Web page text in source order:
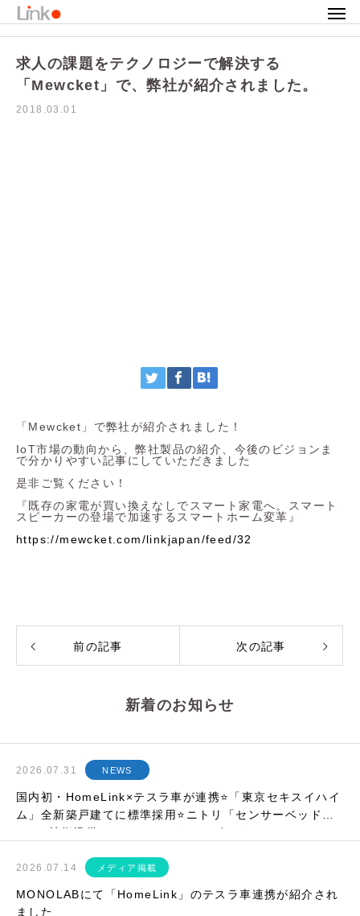
お知らせ 求人の課題をテクノロジーで解決する「Mewcket」で、弊社が紹介されました。
求人の課題をテクノロジーで解決する
「Mewcket」で、弊社が紹介されました。
2018.03.01
「Mewcket」で弊社が紹介されました！
IoT市場の動向から、弊社製品の紹介、今後のビジョンま
で分かりやすい記事にしていただきました
是非ご覧ください！
『既存の家電が買い換えなしでスマート家電へ。スマート
スピーカーの登場で加速するスマートホーム変革』
https://mewcket.com/linkjapan/feed/32
前の記事 次の記事
新着のお知らせ
2026.07.31 NEWS
国内初・HomeLink×テスラ車が連携⭐「東京セキスイハイ
ム」全新築戸建てに標準採用⭐ニトリ「センサーベッド」
にIoT技術提供⭐etc…マンスリーレポート
2026.07.14 メディア掲載
MONOLABにて「HomeLink」のテスラ車連携が紹介され
ました